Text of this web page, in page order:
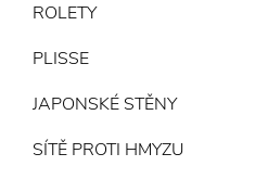
ROLETY
PLISSE
JAPONSKÉ STĚNY
SÍTĚ PROTI HMYZU